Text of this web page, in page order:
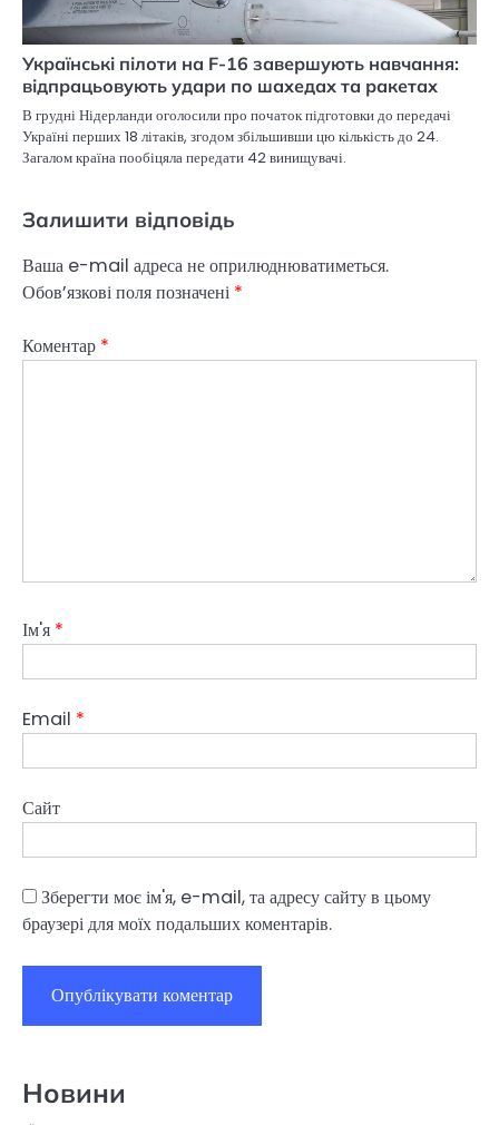
Українські пілоти на F-16 завершують навчання:
відпрацьовують удари по шахедах та ракетах
В грудні Нідерланди оголосили про початок підготовки до передачі
Україні перших 18 літаків, згодом збільшивши цю кількість до 24.
Загалом країна пообіцяла передати 42 винищувачі.
Залишити відповідь
Ваша e-mail адреса не оприлюднюватиметься.
Обов’язкові поля позначені *
Коментар *
Ім'я *
Email *
Сайт
Зберегти моє ім'я, e-mail, та адресу сайту в цьому
браузері для моїх подальших коментарів.
Новини